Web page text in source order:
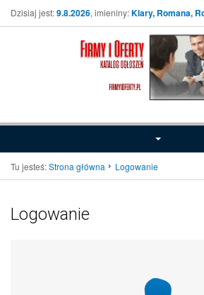
Dzisiaj jest:9.8.2026, imieniny:Klary, Romana,
Tu jesteś:Strona główna Logowanie
Logowanie